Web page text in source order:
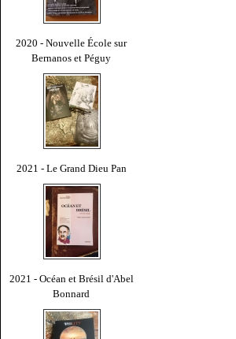
2020 - Nouvelle École sur
Bernanos et Péguy
2021 - Le Grand Dieu Pan
2021 - Océan et Brésil d'Abel
Bonnard